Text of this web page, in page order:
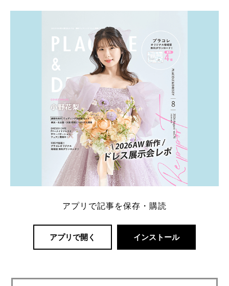
アプリで記事を保存・購読
アプリで開く インストール